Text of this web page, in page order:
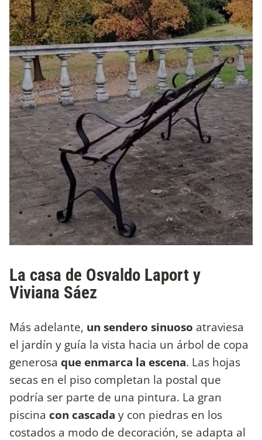
La casa de Osvaldo Laport y
Viviana Sáez
Más adelante, un sendero sinuoso atraviesa
el jardín y guía la vista hacia un árbol de copa
generosa que enmarca la escena. Las hojas
secas en el piso completan la postal que
podría ser parte de una pintura. La gran
piscina con cascada y con piedras en los
costados a modo de decoración, se adapta al